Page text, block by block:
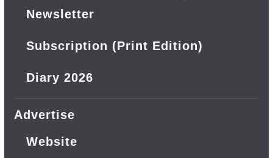
Newsletter
Subscription (Print Edition)
Diary 2026
Advertise
Website